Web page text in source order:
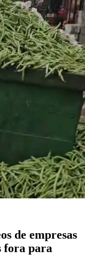
de empresas
fora para